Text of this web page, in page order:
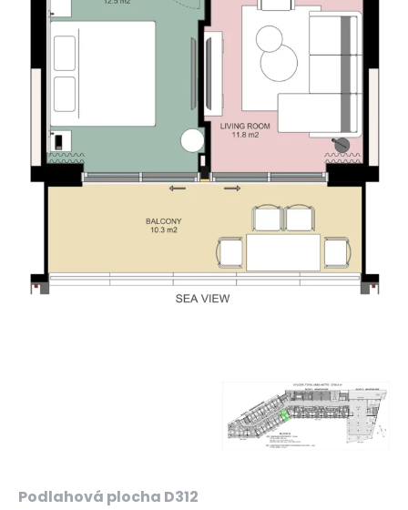
Podlahová plocha D312